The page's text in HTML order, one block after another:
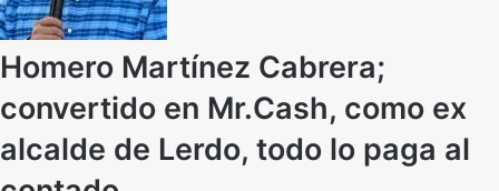
Homero Martínez Cabrera;
convertido en Mr.Cash, como ex
alcalde de Lerdo, todo lo paga al